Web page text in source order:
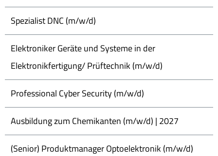
Spezialist DNC (m/w/d)
Elektroniker Geräte und Systeme in der
Elektronikfertigung/ Prüftechnik (m/w/d)
Professional Cyber Security (m/w/d)
Ausbildung zum Chemikanten (m/w/d) | 2027
(Senior) Produktmanager Optoelektronik (m/w/d)